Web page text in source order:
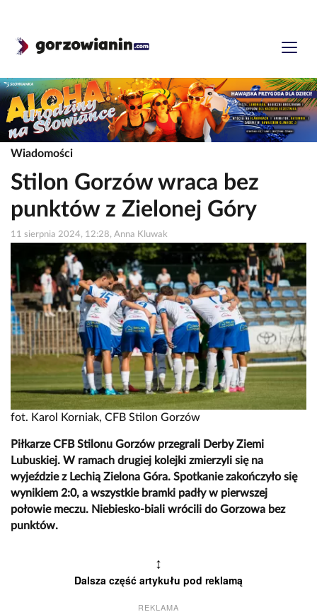
Wiadomości
Stilon Gorzów wraca bez
punktów z Zielonej Góry
11 sierpnia 2024, 12:28, Anna Kluwak
fot. Karol Korniak, CFB Stilon Gorzów
Piłkarze CFB Stilonu Gorzów przegrali Derby Ziemi
Lubuskiej. W ramach drugiej kolejki zmierzyli się na
wyjeździe z Lechią Zielona Góra. Spotkanie zakończyło się
wynikiem 2:0, a wszystkie bramki padły w pierwszej
połowie meczu. Niebiesko-biali wrócili do Gorzowa bez
punktów.
↕
Dalsza część artykułu pod reklamą
REKLAMA